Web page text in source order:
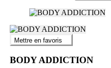
Mettre en favoris
BODY ADDICTION